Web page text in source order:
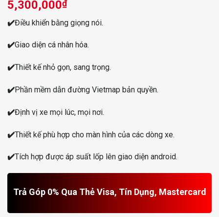
5,300,000₫
✔️Điều khiển bằng giọng nói.
✔️Giao diện cá nhân hóa.
✔️Thiết kế nhỏ gọn, sang trọng.
✔️Phần mềm dẫn đường Vietmap bản quyền.
✔️Định vị xe mọi lúc, mọi nơi.
✔️Thiết kế phù hợp cho màn hình của các dòng xe.
✔️Tích hợp được áp suất lốp lên giao diện android.
Trả Góp 0% Qua Thẻ Visa, Tín Dụng, Mastercard